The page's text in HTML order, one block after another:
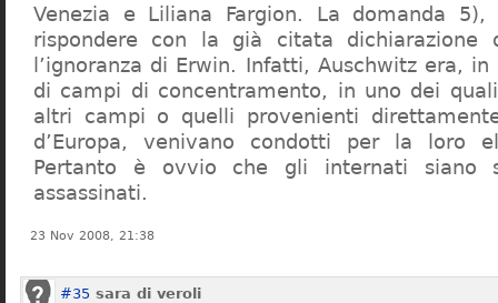
Venezia e Liliana Fargion. La domanda
rispondere con la già citata dichiarazione
l’ignoranza di Erwin. Infatti, Auschwitz era,
di campi di concentramento, in uno dei
altri campi o quelli provenienti
d’Europa, venivano condotti per la loro
Pertanto è ovvio che gli internati siano
assassinati.
23 Nov 2008, 21:38
#35 sara di veroli